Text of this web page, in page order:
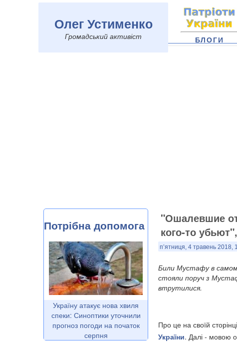
Олег Устименко
Громадський активіст БЛОГИ
Потрібна допомога
Україну атакує нова хвиля
спеки: Синоптики уточнили
прогноз погоди на початок
серпня
"Ошалевшие
кого-то
п’ятниця, 4 травень 2018,
Били Мустафу в
стояли поруч з
втрутилися.
Про це на своїй
України. Далі - мовою